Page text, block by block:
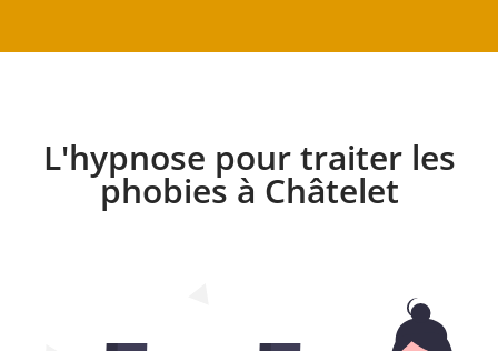
L'hypnose pour traiter les
phobies à Châtelet